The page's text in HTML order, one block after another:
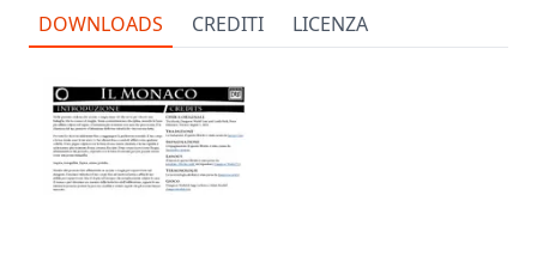
DOWNLOADS CREDITI LICENZA